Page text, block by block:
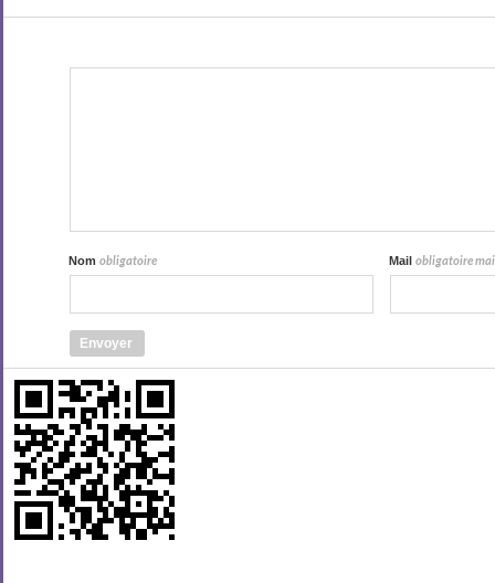
Nomobligatoire Mailobligatoire